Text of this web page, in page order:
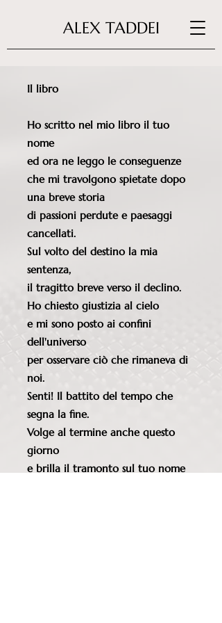
ALEX TADDEI
Il libro
Ho scritto nel mio libro il tuo
nome
ed ora ne leggo le conseguenze
che mi travolgono spietate dopo
una breve storia
di passioni perdute e paesaggi
cancellati.
Sul volto del destino la mia
sentenza,
il tragitto breve verso il declino.
Ho chiesto giustizia al cielo
e mi sono posto ai confini
dell'universo
per osservare ciò che rimaneva di
noi.
Senti! Il battito del tempo che
segna la fine.
Volge al termine anche questo
giorno
e brilla il tramonto sul tuo nome